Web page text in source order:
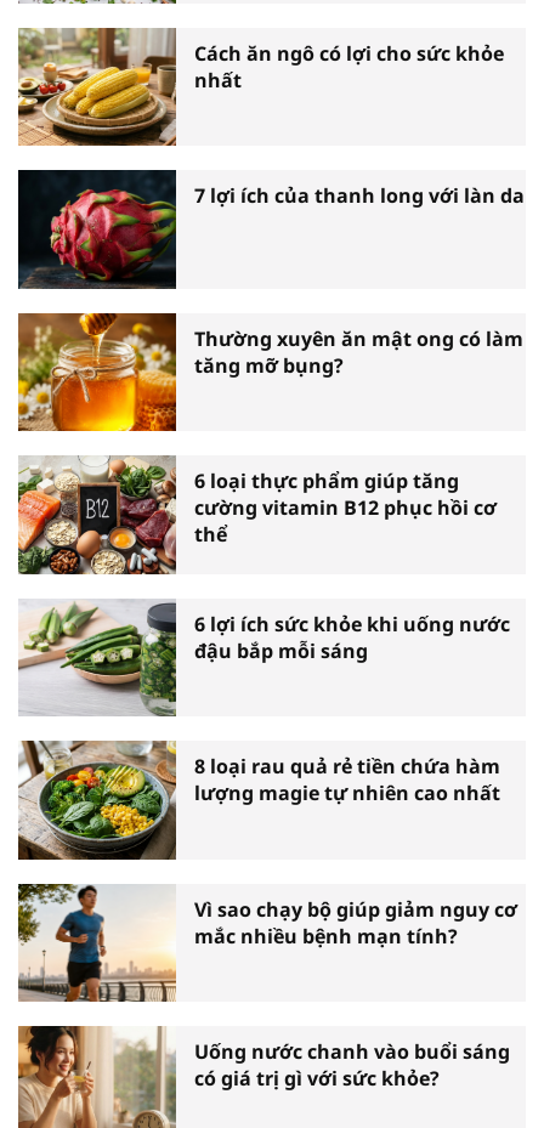
Cách ăn ngô có lợi cho sức khỏe
nhất
7 lợi ích của thanh long với làn da
Thường xuyên ăn mật ong có làm
tăng mỡ bụng?
6 loại thực phẩm giúp tăng
cường vitamin B12 phục hồi cơ
thể
6 lợi ích sức khỏe khi uống nước
đậu bắp mỗi sáng
8 loại rau quả rẻ tiền chứa hàm
lượng magie tự nhiên cao nhất
Vì sao chạy bộ giúp giảm nguy cơ
mắc nhiều bệnh mạn tính?
Uống nước chanh vào buổi sáng
có giá trị gì với sức khỏe?